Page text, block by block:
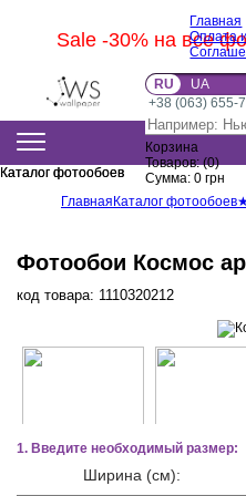
Sale -30% на все
Главная
Оплата
RU
UA
+38 (063) 655-
Корзина
Товаров:(0)
Сумма: 0 грн
Каталог фотообоев
Каталог фотообоев
Главная Каталог фотообоев
Фотообои Космос
код товара: 1110320212
1. Введите необходимый размер:
Ширина (см):